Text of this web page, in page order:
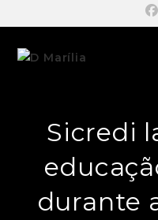
Sicredi
durante